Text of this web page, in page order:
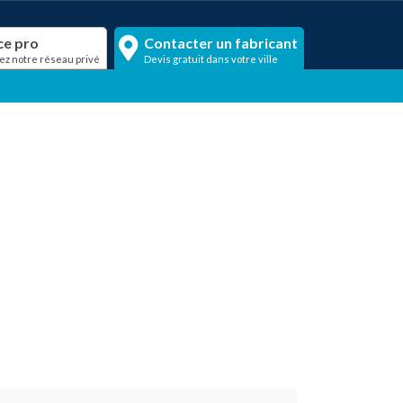
pro
notre réseau privé
Contacter un fabricant
Devis gratuit dans votre ville